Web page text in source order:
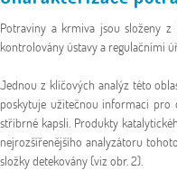
Potraviny a krmiva jsou složeny
kontrolovány ústavy a regulačními
Jednou z klíčových analýz této
poskytuje užitečnou informaci pro
stříbrné kapsli. Produkty
nejrozšířenějšího analyzátoru
složky detekovány (viz obr. 2).